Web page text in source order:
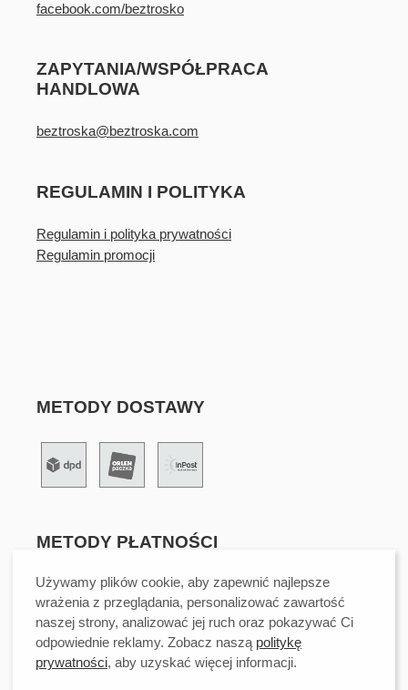
facebook.com/beztrosko
ZAPYTANIA/WSPÓŁPRACA
HANDLOWA
beztroska@beztroska.com
REGULAMIN I POLITYKA
Regulamin i polityka prywatności
Regulamin promocji
METODY DOSTAWY
METODY PŁATNOŚCI
Używamy plików cookie, aby zapewnić najlepsze
wrażenia z przeglądania, personalizować zawartość
naszej strony, analizować jej ruch oraz pokazywać Ci
odpowiednie reklamy. Zobacz naszą politykę
prywatności, aby uzyskać więcej informacji.